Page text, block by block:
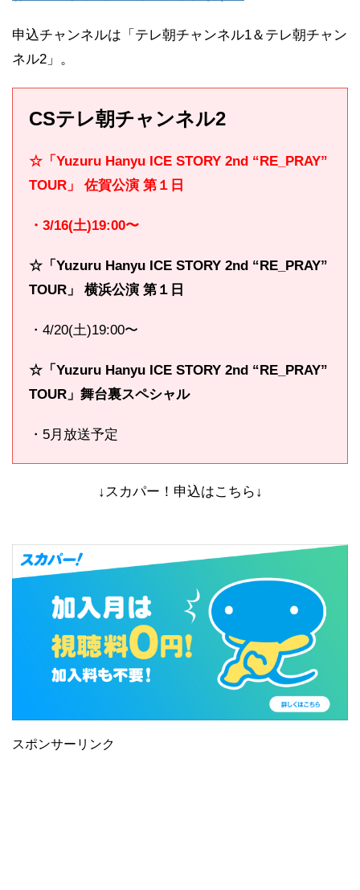
申込チャンネルは「テレ朝チャンネル1＆テレ朝チャン
ネル2」。
CSテレ朝チャンネル2
☆「 Yuzuru Hanyu ICE STORY 2nd “RE_PRAY”
TOUR」 佐賀公演 第１日
・3/16(土)19:00〜
☆「 Yuzuru Hanyu ICE STORY 2nd “RE_PRAY”
TOUR」 横浜公演 第１日
・4/20(土)19:00〜
☆「 Yuzuru Hanyu ICE STORY 2nd “RE_PRAY”
TOUR」舞台裏スペシャル
・5月放送予定
↓スカパー！申込はこちら↓
スポンサーリンク